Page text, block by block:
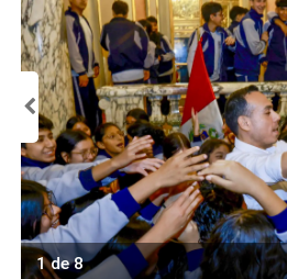
1 de 8